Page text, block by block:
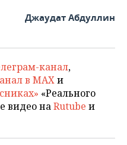
Джаудат Абдуллин
канал,
в MAXи
«Реального
видео наRutube и